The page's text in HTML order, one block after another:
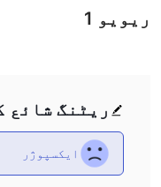
ریٹنگ شائع
ایکسپوژر
ریویو